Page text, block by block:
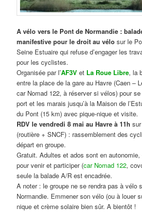
A vélo vers le Pont de Normandie :
manifestive pour le droit au vélo sur le
Seine Estuaire qui refuse d’engager les
pour les cyclistes.
Organisée par l’AF3V et La Roue Libre, la
entre la place de la gare au Havre (Caen –
car Nomad 122, à réserver si vélos) pour
port et les marais jusqu’à la Maison de
du Pont (15 km) avec pique-nique et visite.
RDV le vendredi 8 mai au Havre à 11h
(routière + SNCF) : rassemblement des
départ en groupe.
Gratuit. Adultes et ados sont en autonomie,
pour venir et participer (car Nomad 122,
seule la balade A/R est encadrée.
A noter : le groupe ne se rendra pas à vélo
Normandie. Emmener son vélo (ou à louer
nique et crème solaire bien sûr. A bientôt !